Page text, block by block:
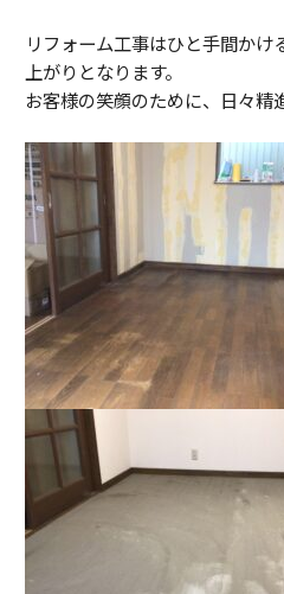
リフォーム工事はひと手間か
上がりとなります。
お客様の笑顔のために、日々精